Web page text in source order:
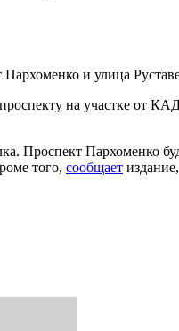
и улица
на участке от
Проспект Пархоменко
того, сообщает